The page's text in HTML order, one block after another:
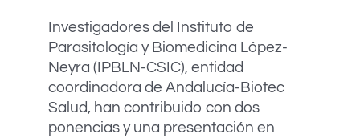
Investigadores del Instituto de
Parasitología y Biomedicina López-
Neyra (IPBLN-CSIC), entidad
coordinadora de Andalucía-Biotec
Salud, han contribuido con dos
ponencias y una presentación en